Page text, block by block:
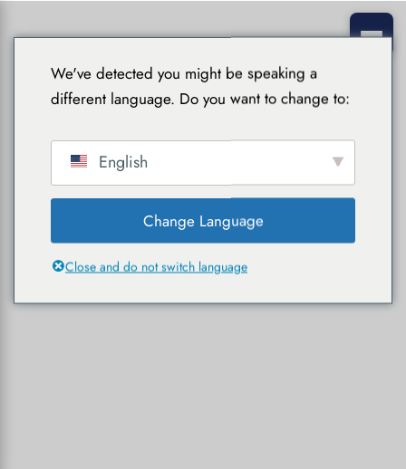
We've detected you might be speaking a
different language. Do you want to change to:
English
Change Language
Close and do not switch language